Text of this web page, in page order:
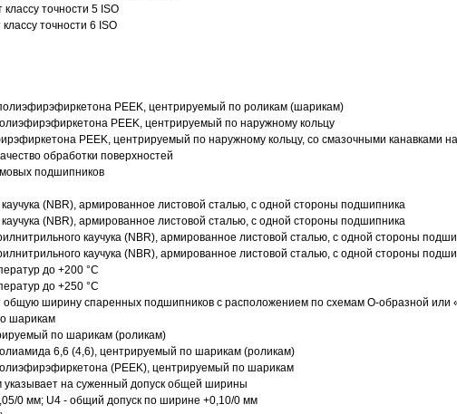
точности 5 ISO
точности 6 ISO
PEEK, центрируемый по роликам (шарикам)
PEEK, центрируемый по наружному кольцу
PEEK, центрируемый по наружному кольцу, со смазочными канавками
обработки поверхностей
подшипников
(NBR), армированное листовой сталью, с одной стороны подшипника
(NBR), армированное листовой сталью, с одной стороны подшипника
каучука (NBR), армированное листовой сталью, с одной стороны
каучука (NBR), армированное листовой сталью, с одной стороны
до +200 °C
до +250 °C
общую ширину спаренных подшипников с расположением по схемам О-образной или
шарикам
по шарикам (роликам)
6,6 (4,6), центрируемый по шарикам (роликам)
(PEEK), центрируемый по шарикам
указывает на суженный допуск общей ширины
0 мм; U4 - общий допуск по ширине +0,10/0 мм